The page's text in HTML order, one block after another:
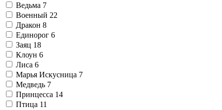
Ведьма 7
Военный 22
Дракон 8
Единорог 6
Заяц 18
Клоун 6
Лиса 6
Марья Искусница 7
Медведь 7
Принцесса 14
Птица 11